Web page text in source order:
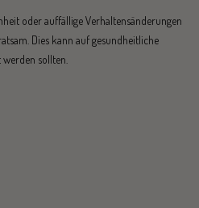
oder auffällige Verhaltensänderungen
Dies kann auf gesundheitliche
sollten.